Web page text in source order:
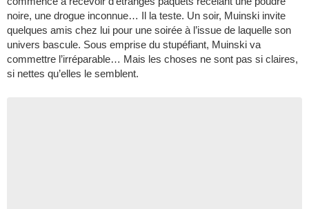
noire, une drogue inconnue… Il la teste. Un soir, Muinski invite
quelques amis chez lui pour une soirée à l’issue de laquelle son
univers bascule. Sous emprise du stupéfiant, Muinski va
commettre l’irréparable… Mais les choses ne sont pas si claires,
si nettes qu’elles le semblent.